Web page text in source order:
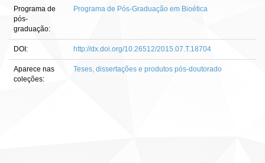
Programa de
pós-
graduação:
Programa de Pós-Graduação em Bioética
DOI: http://dx.doi.org/10.26512/2015.07.T.18704
Aparece nas
coleções:
Teses, dissertações e produtos pós-doutorado